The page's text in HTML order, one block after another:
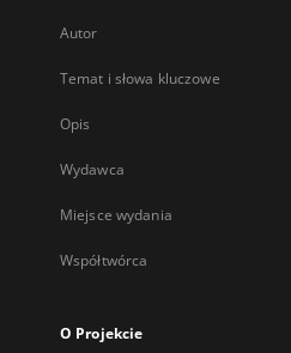
Autor
Temat i słowa kluczowe
Opis
Wydawca
Miejsce wydania
Współtwórca
O Projekcie